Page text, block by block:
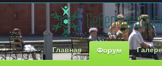
Главная Форум